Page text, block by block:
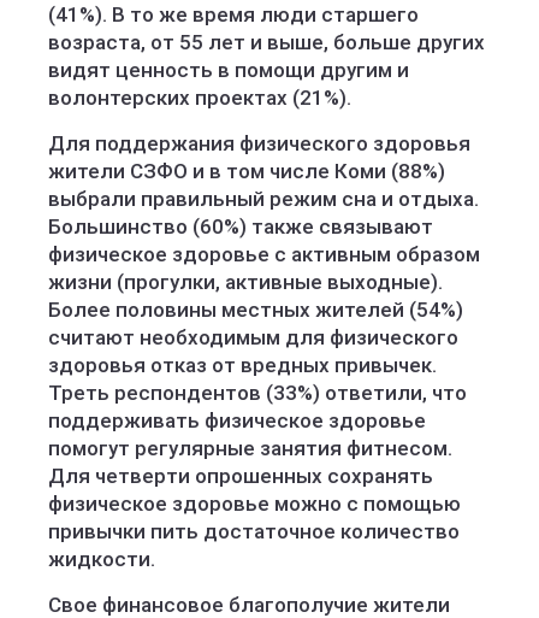
(41%). В то же время люди старшего
возраста, от 55 лет и выше, больше других
видят ценность в помощи другим и
волонтерских проектах (21%).
Для поддержания физического здоровья
жители СЗФО и в том числе Коми (88%)
выбрали правильный режим сна и отдыха.
Большинство (60%) также связывают
физическое здоровье с активным образом
жизни (прогулки, активные выходные).
Более половины местных жителей (54%)
считают необходимым для физического
здоровья отказ от вредных привычек.
Треть респондентов (33%) ответили, что
поддерживать физическое здоровье
помогут регулярные занятия фитнесом.
Для четверти опрошенных сохранять
физическое здоровье можно с помощью
привычки пить достаточное количество
жидкости.
Свое финансовое благополучие жители